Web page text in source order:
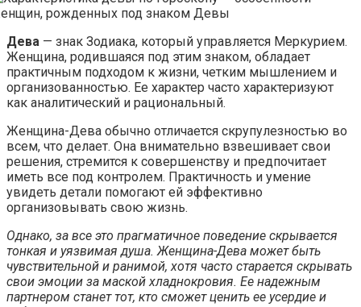
Дева — знак Зодиака, который управляется Меркурием.
Женщина, родившаяся под этим знаком, обладает
практичным подходом к жизни, четким мышлением и
организованностью. Ее характер часто характеризуют
как аналитический и рациональный.
Женщина-Дева обычно отличается скрупулезностью во
всем, что делает. Она внимательно взвешивает свои
решения, стремится к совершенству и предпочитает
иметь все под контролем. Практичность и умение
увидеть детали помогают ей эффективно
организовывать свою жизнь.
Однако, за все это прагматичное поведение скрывается
тонкая и уязвимая душа. Женщина-Дева может быть
чувствительной и ранимой, хотя часто старается скрывать
свои эмоции за маской хладнокровия. Ее надежным
партнером станет тот, кто сможет ценить ее усердие и